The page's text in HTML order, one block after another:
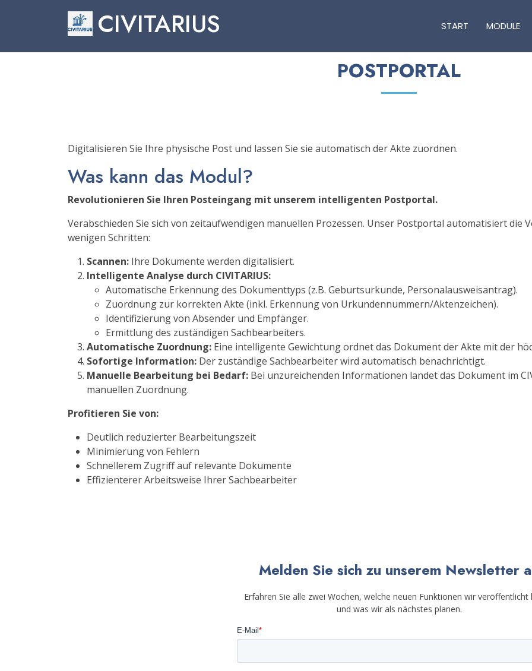
CIVITARIUS START MODULE
POSTPORTAL
Digitalisieren Sie Ihre physische Post und lassen Sie sie automatisch der Akte zuordnen.
Was kann das Modul?
Revolutionieren Sie Ihren Posteingang mit unserem intelligenten Postportal.
Verabschieden Sie sich von zeitaufwendigen manuellen Prozessen. Unser Postportal automatisiert die
wenigen Schritten:
Scannen: Ihre Dokumente werden digitalisiert.
Intelligente Analyse durch CIVITARIUS:
Automatische Erkennung des Dokumenttyps (z.B. Geburtsurkunde, Personalausweisantrag).
Zuordnung zur korrekten Akte (inkl. Erkennung von Urkundennummern/Aktenzeichen).
Identifizierung von Absender und Empfänger.
Ermittlung des zuständigen Sachbearbeiters.
Automatische Zuordnung: Eine intelligente Gewichtung ordnet das Dokument der Akte mit der
Sofortige Information: Der zuständige Sachbearbeiter wird automatisch benachrichtigt.
Manuelle Bearbeitung bei Bedarf: Bei unzureichenden Informationen landet das Dokument im
manuellen Zuordnung.
Profitieren Sie von:
Deutlich reduzierter Bearbeitungszeit
Minimierung von Fehlern
Schnellerem Zugriff auf relevante Dokumente
Effizienterer Arbeitsweise Ihrer Sachbearbeiter
Melden Sie sich zu unserem Newsletter
Erfahren Sie alle zwei Wochen, welche neuen Funktionen wir veröffentlicht
und was wir als nächstes planen.